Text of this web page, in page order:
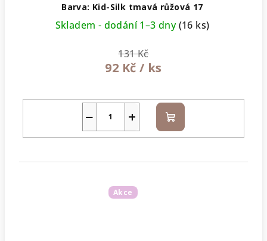
Barva: Kid-Silk tmavá růžová 17
Skladem - dodání 1–3 dny(16 ks)
131 Kč
92 Kč / ks
+
− Do
košíku
Akce